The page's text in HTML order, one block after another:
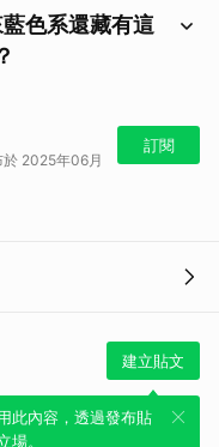
色系還藏有這
的表現也會直接影響這一天
我們就來看看那些讓人無
服裝是其中一個容易被忽
元元意外與新娘撞衫，而
2025年06月
訂閱
建立貼文
此內容，透過發布貼
場。